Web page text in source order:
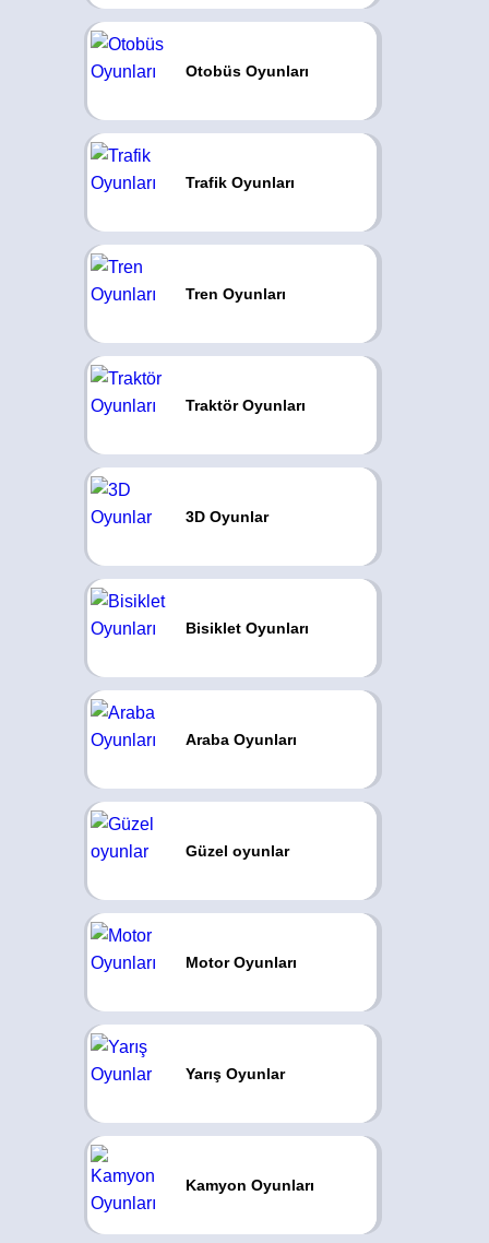
Otobüs Oyunları
Trafik Oyunları
Tren Oyunları
Traktör Oyunları
3D Oyunlar
Bisiklet Oyunları
Araba Oyunları
Güzel oyunlar
Motor Oyunları
Yarış Oyunlar
Kamyon Oyunları